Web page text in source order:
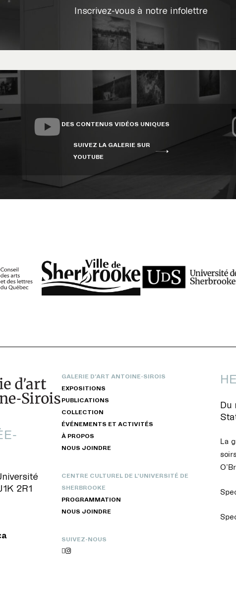
DE SHERBROOKE
Inscrivez-vous à notre infolettre
DES CONTENUS VIDÉOS UNIQUES
SUIVEZ LA GALERIE SUR
YOUTUBE
2R1
GALERIE D’ART ANTOINE-SIROIS
EXPOSITIONS
PUBLICATIONS
COLLECTION
ÉVÉNEMENTS ET ACTIVITÉS
À PROPOS
NOUS JOINDRE
CENTRE CULTUREL DE L’UNIVERSITÉ DE
SHERBROOKE
PROGRAMMATION
NOUS JOINDRE
SUIVEZ-NOUS

Du
La